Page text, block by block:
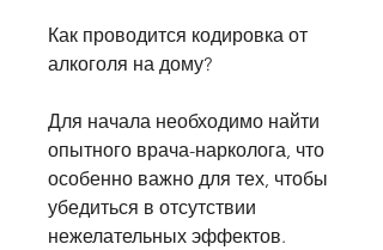
Как проводится кодировка от
алкоголя на дому?
Для начала необходимо найти
опытного врача-нарколога, что
особенно важно для тех, чтобы
убедиться в отсутствии
нежелательных эффектов.